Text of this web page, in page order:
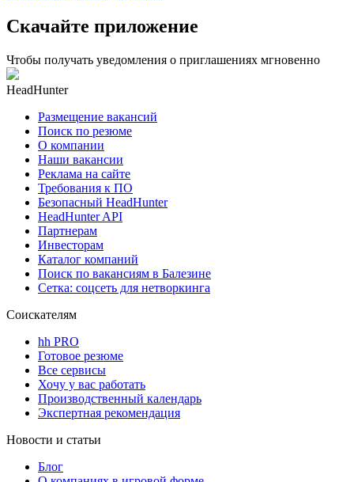
Скачайте приложение
Чтобы получать уведомления о приглашениях мгновенно
HeadHunter
Размещение вакансий
Поиск по резюме
О компании
Наши вакансии
Реклама на сайте
Требования к ПО
Безопасный HeadHunter
HeadHunter API
Партнерам
Инвесторам
Каталог компаний
Поиск по вакансиям в Балезине
Сетка: соцсеть для нетворкинга
Соискателям
hh PRO
Готовое резюме
Все сервисы
Хочу у вас работать
Производственный календарь
Экспертная рекомендация
Новости и статьи
Блог